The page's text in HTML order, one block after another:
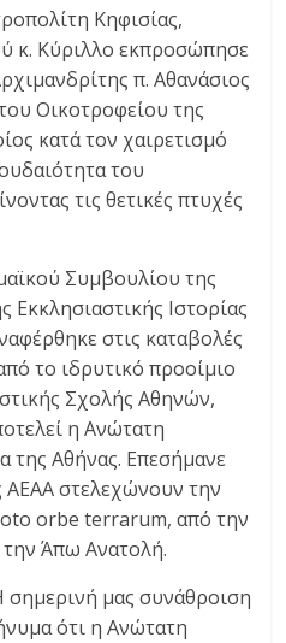
Κηφισίας,
κ. Κύριλλο εκπροσώπησε
π. Αθανάσιος
Οικοτροφείου της
κατά τον χαιρετισμό
του
τις θετικές πτυχές
Συμβουλίου της
Εκκλησιαστικής Ιστορίας
στις καταβολές
το ιδρυτικό προοίμιο
Σχολής Αθηνών,
η Ανώτατη
της Αθήνας. Επεσήμανε
ΑΕΑΑ στελεχώνουν την
orbe terrarum, από την
Άπω Ανατολή.
σημερινή μας συνάθροιση
ότι η Ανώτατη